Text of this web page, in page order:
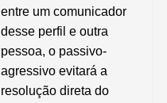
entre um comunicador
desse perfil e outra
pessoa, o passivo-
agressivo evitará a
resolução direta do